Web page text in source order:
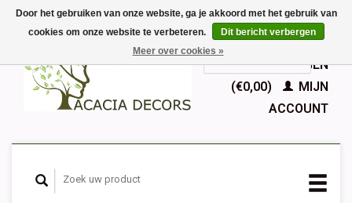
EUR
GBPNederlands
Deutsch
English
Français
WINKELWAGEN
(€0,00)
MIJN
ACCOUNT
Door het gebruiken van onze website, ga je akkoord met het gebruik van
cookies om onze website te verbeteren.
Dit bericht verbergen
Meer over cookies »